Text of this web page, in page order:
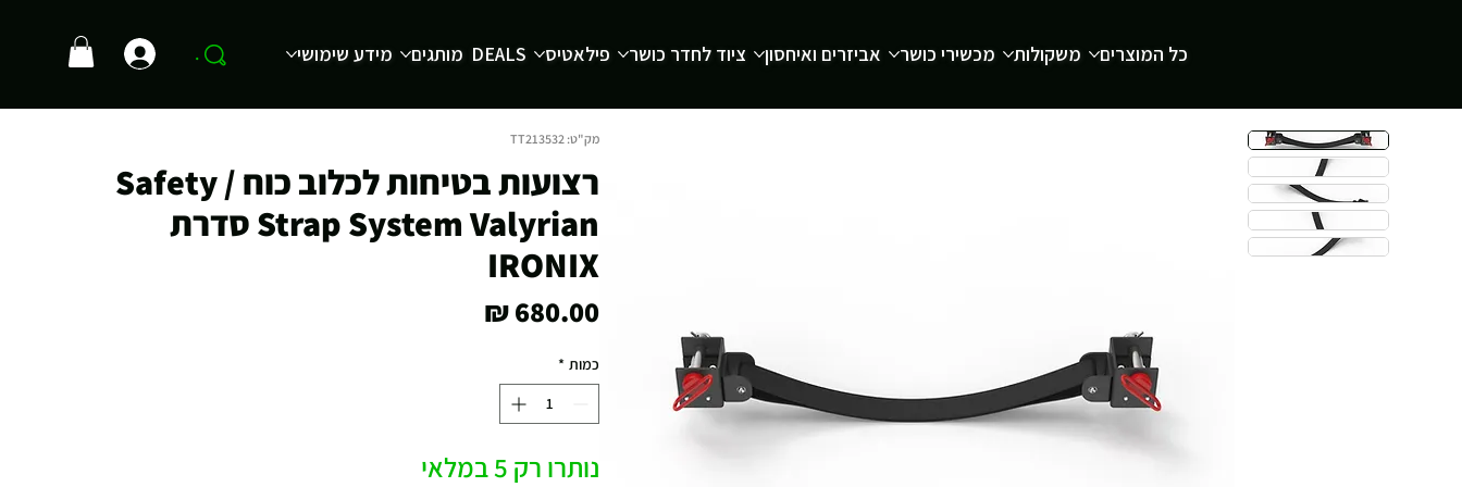
כל המוצרים משקולות מכשירי כושר אביזרים ואיחסון ציוד לחדר כושר פילאטיס DEALS מותגים מידע שימושי .
מק"ט: TT213532
רצועות בטיחות לכלוב כוח / Safety
Strap System Valyrian סדרת
IRONIX
מחיר
כמות *
נותרו רק 5 במלאי